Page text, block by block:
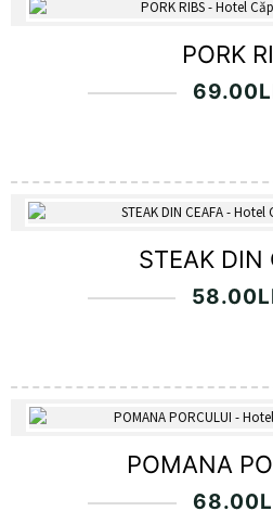
PORK
69.00
STEAK DIN
58.00
POMANA
68.00